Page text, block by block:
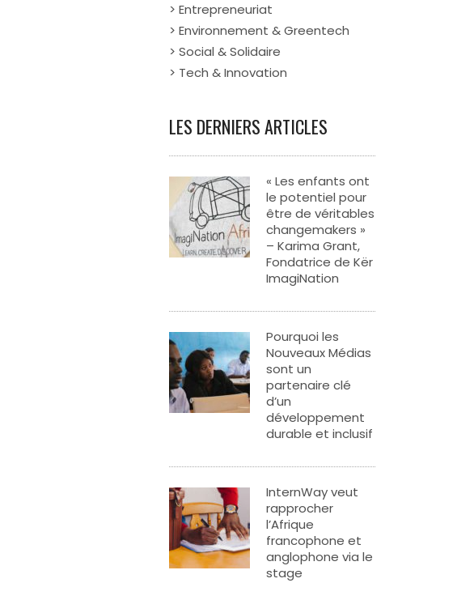
> Entrepreneuriat
> Environnement & Greentech
> Social & Solidaire
> Tech & Innovation
LES DERNIERS ARTICLES
« Les enfants ont
le potentiel pour
être de véritables
changemakers »
– Karima Grant,
Fondatrice de Kër
ImagiNation
Pourquoi les
Nouveaux Médias
sont un
partenaire clé
d’un
développement
durable et inclusif
InternWay veut
rapprocher
l’Afrique
francophone et
anglophone via le
stage